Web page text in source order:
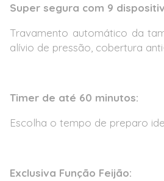
Super segura com 9
Travamento automático da
alívio de pressão, cobertura
Timer de até 60 minutos:
Escolha o tempo de preparo
Exclusiva Função Feijão: